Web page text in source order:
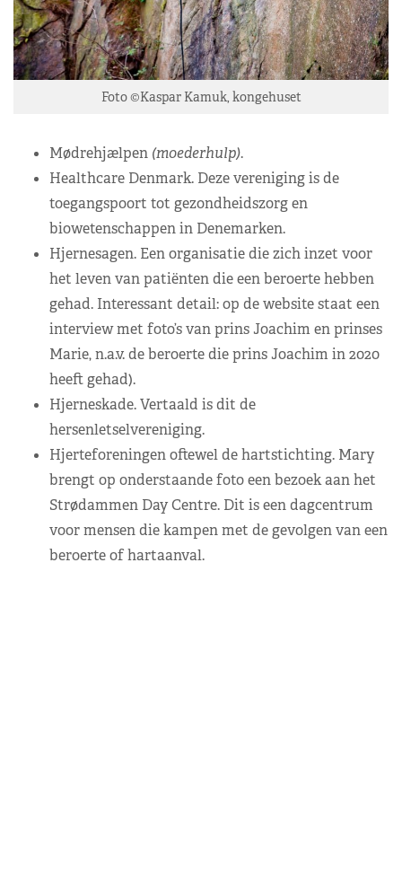
Foto ©Kaspar Kamuk, kongehuset
Mødrehjælpen (moederhulp).
Healthcare Denmark. Deze vereniging is de
toegangspoort tot gezondheidszorg en
biowetenschappen in Denemarken.
Hjernesagen. Een organisatie die zich inzet voor
het leven van patiënten die een beroerte hebben
gehad. Interessant detail: op de website staat een
interview met foto’s van prins Joachim en prinses
Marie, n.a.v. de beroerte die prins Joachim in 2020
heeft gehad).
Hjerneskade. Vertaald is dit de
hersenletselvereniging.
Hjerteforeningen oftewel de hartstichting. Mary
brengt op onderstaande foto een bezoek aan het
Strødammen Day Centre. Dit is een dagcentrum
voor mensen die kampen met de gevolgen van een
beroerte of hartaanval.